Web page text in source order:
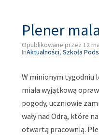
Plener
Opublikowane przez 12
InAktualności, Szkoła
W minionym tygodniu
miała wyjątkową
pogody, uczniowie
wały nad Odrą, które
otwartą pracownią.